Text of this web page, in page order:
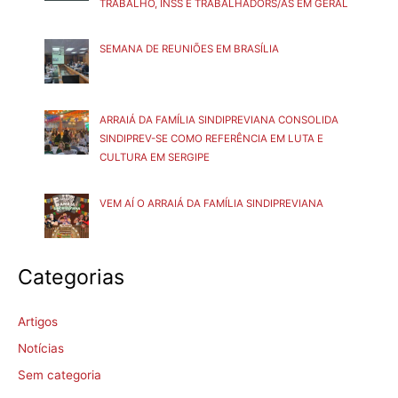
TRABALHO, INSS E TRABALHADORS/AS EM GERAL
SEMANA DE REUNIÕES EM BRASÍLIA
ARRAIÁ DA FAMÍLIA SINDIPREVIANA CONSOLIDA
SINDIPREV-SE COMO REFERÊNCIA EM LUTA E
CULTURA EM SERGIPE
VEM AÍ O ARRAIÁ DA FAMÍLIA SINDIPREVIANA
Categorias
Artigos
Notícias
Sem categoria